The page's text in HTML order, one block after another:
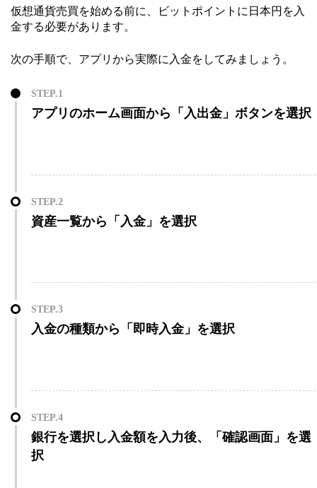
仮想通貨売買を始める前に、ビットポイントに日本円を入
金する必要があります。
次の手順で、アプリから実際に入金をしてみましょう。
アプリのホーム画面から「入出金」ボタンを選択
資産一覧から「入金」を選択
入金の種類から「即時入金」を選択
銀行を選択し入金額を入力後、「確認画面」を選
択